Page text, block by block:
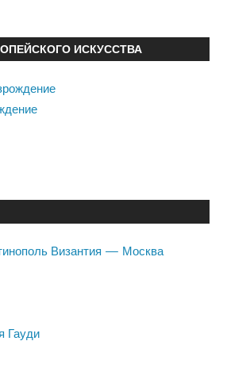
ИСКУССТВА
Византия — Москва
Гауди